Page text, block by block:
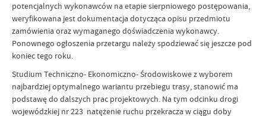
potencjalnych wykonawców na etapie sierpniowego postępowania,
weryfikowana jest dokumentacja dotycząca opisu przedmiotu
zamówienia oraz wymaganego doświadczenia wykonawcy.
Ponownego ogłoszenia przetargu należy spodziewać się jeszcze pod
koniec tego roku.
Studium Techniczno- Ekonomiczno- Środowiskowe z wyborem
najbardziej optymalnego wariantu przebiegu trasy, stanowić ma
podstawę do dalszych prac projektowych. Na tym odcinku drogi
wojewódzkiej nr 223 natężenie ruchu przekracza w ciągu doby